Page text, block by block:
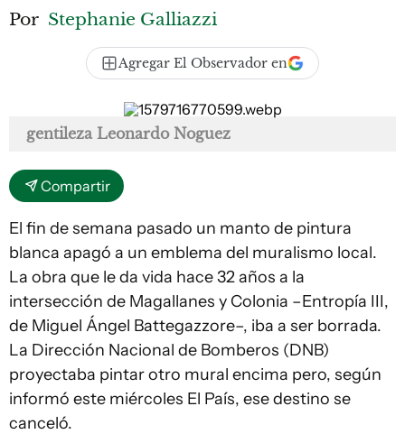
Por Stephanie Galliazzi
Agregar El Observador en
gentileza Leonardo Noguez
Compartir
El fin de semana pasado un manto de pintura
blanca apagó a un emblema del muralismo local.
La obra que le da vida hace 32 años a la
intersección de Magallanes y Colonia –Entropía III,
de Miguel Ángel Battegazzore–, iba a ser borrada.
La Dirección Nacional de Bomberos (DNB)
proyectaba pintar otro mural encima pero, según
informó este miércoles El País, ese destino se
canceló.